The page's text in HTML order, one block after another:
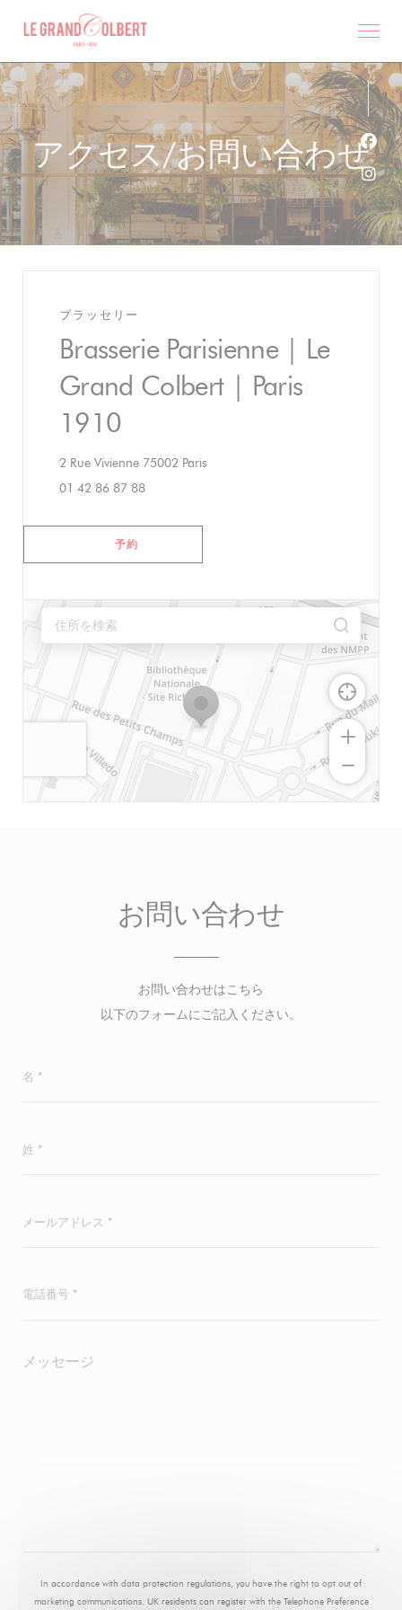
クッキー利用の管理について
アクセス/お問い合わせ
ブラッセリー
Brasserie Parisienne | Le
Grand Colbert | Paris
1910
2 Rue Vivienne 75002 Paris
01 42 86 87 88
予約
お問い合わせ
お問い合わせはこちら
以下のフォームにご記入ください。
In accordance with data protection regulations, you have the right to opt out of
marketing communications. UK residents can register with the Telephone Preference